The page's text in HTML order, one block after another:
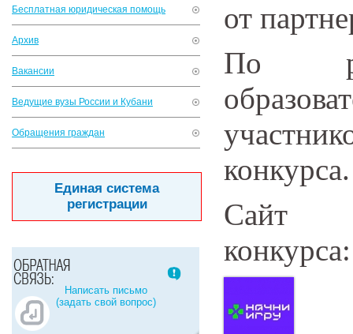
Бесплатная юридическая помощь
Архив
Вакансии
Ведущие вузы России и Кубани
Обращения граждан
Единая система
регистрации
Написать письмо
(задать свой вопрос)
от
По
конкурса.
Сайт